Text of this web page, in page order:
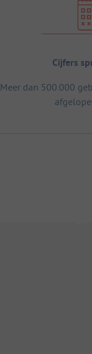
Cijfers
Meer dan 500.000